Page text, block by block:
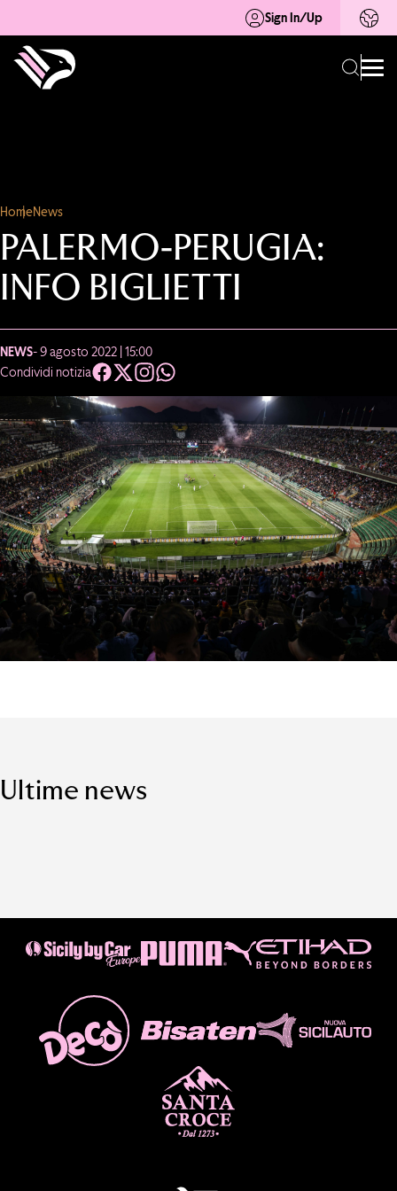
Sign In/Up
HomeNews
PALERMO-PERUGIA:
INFO BIGLIETTI
NEWS- 9 agosto 2022 | 15:00
Condividi notizia
Ultime news